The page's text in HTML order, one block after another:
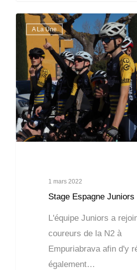
A La Une
1 mars 2022
Stage Espagne Juniors
L'équipe Juniors a
coureurs de la N2 à
Empuriabrava afin d'y
également…